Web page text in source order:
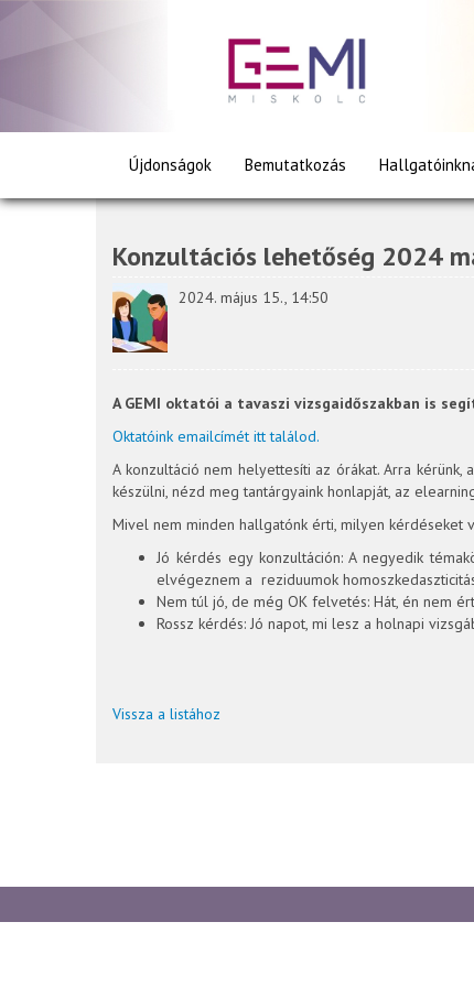
Újdonságok Bemutatkozás
Konzultációs lehetőség 2024
2024. május 15., 14:50
A GEMI oktatói a tavaszi vizsgaidőszakban is
Oktatóink emailcímét itt találod.
A konzultáció nem helyettesíti az órákat. Arra
készülni, nézd meg tantárgyaink honlapját, az
Mivel nem minden hallgatónk érti, milyen kérdéseket
Jó kérdés egy konzultáción: A negyedik
elvégeznem a reziduumok
Nem túl jó, de még OK felvetés: Hát, én nem
Rossz kérdés: Jó napot, mi lesz a holnapi
Vissza a listához